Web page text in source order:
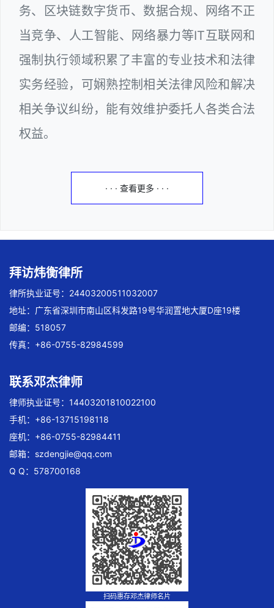
务、区块链数字货币、数据合规、网络不正
当竞争、人工智能、网络暴力等IT互联网和
强制执行领域积累了丰富的专业技术和法律
实务经验，可娴熟控制相关法律风险和解决
相关争议纠纷，能有效维护委托人各类合法
权益。
· · · 查看更多 · · ·
拜访炜衡律所
律所执业证号：24403200511032007
地址：广东省深圳市南山区科发路19号华润置地大厦D座19楼
邮编：518057
传真：+86-0755-82984599
联系邓杰律师
律师执业证号：14403201810022100
手机：+86-13715198118
座机：+86-0755-82984411
邮箱： szdengjie@qq.com
Q Q：578700168
扫码惠存邓杰律师名片